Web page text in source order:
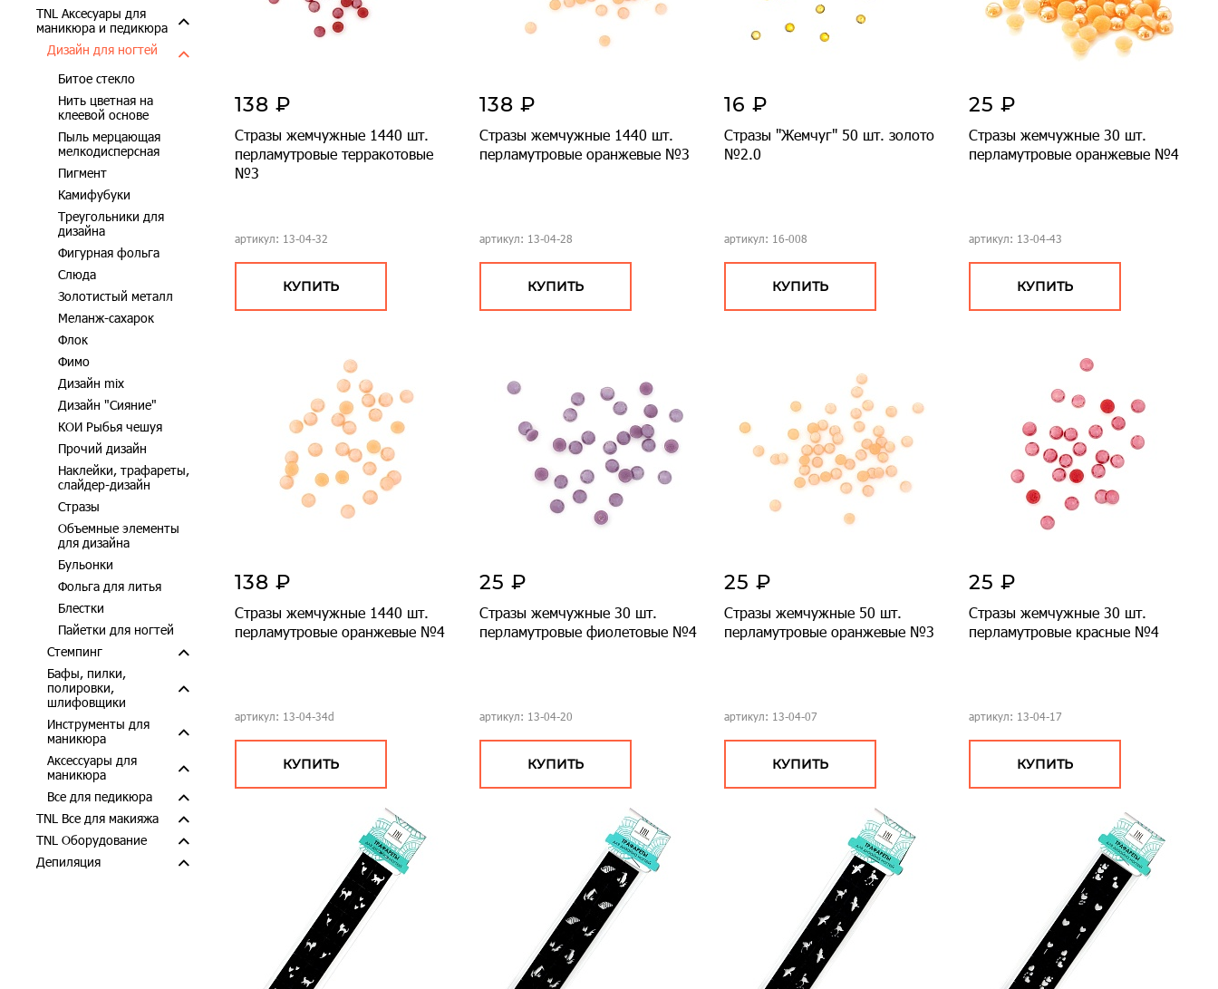
TNL Аксесуары для
маникюра и педикюра
Дизайн для ногтей
Битое стекло
Нить цветная на
клеевой основе
Пыль мерцающая
мелкодисперсная
Пигмент
Камифубуки
Треугольники для
дизайна
Фигурная фольга
Слюда
Золотистый металл
Меланж-сахарок
Флок
Фимо
Дизайн mix
Дизайн "Сияние"
КОИ Рыбья чешуя
Прочий дизайн
Наклейки, трафареты,
слайдер-дизайн
Стразы
Объемные элементы
для дизайна
Бульонки
Фольга для литья
Блестки
Пайетки для ногтей
Стемпинг
Бафы, пилки,
полировки,
шлифовщики
Инструменты для
маникюра
Аксессуары для
маникюра
Все для педикюра
TNL Все для макияжа
TNL Оборудование
Депиляция
138 ₽
Стразы жемчужные 1440 шт.
перламутровые терракотовые
№3
артикул: 13-04-32
КУПИТЬ
138 ₽
Стразы жемчужные 1440 шт.
перламутровые оранжевые №3
артикул: 13-04-28
КУПИТЬ
16 ₽
Стразы "Жемчуг" 50 шт. золото
№2.0
артикул: 16-008
КУПИТЬ
25 ₽
Стразы жемчужные 30 шт.
перламутровые оранжевые №4
артикул: 13-04-43
КУПИТЬ
138 ₽
Стразы жемчужные 1440 шт.
перламутровые оранжевые №4
артикул: 13-04-34d
КУПИТЬ
25 ₽
Стразы жемчужные 30 шт.
перламутровые фиолетовые №4
артикул: 13-04-20
КУПИТЬ
25 ₽
Стразы жемчужные 50 шт.
перламутровые оранжевые №3
артикул: 13-04-07
КУПИТЬ
25 ₽
Стразы жемчужные 30 шт.
перламутровые красные №4
артикул: 13-04-17
КУПИТЬ